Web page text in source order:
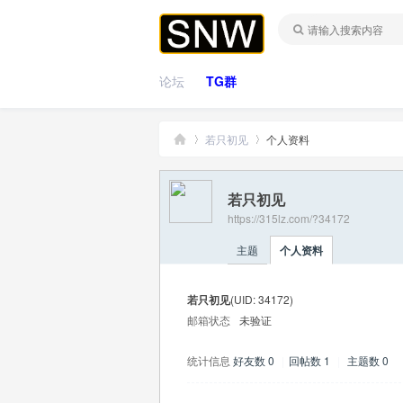
论坛 TG群
若只初见 个人资料
若只初见
https://315lz.com/?34172
主题 个人资料
若只初见(UID: 34172)
邮箱状态 未验证
统计信息 好友数 0 回帖数 1 主题数 0